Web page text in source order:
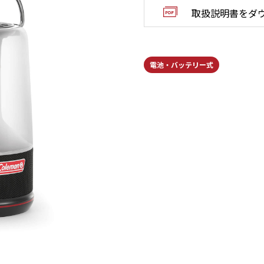
取扱説明書をダ
電池・バッテリー式